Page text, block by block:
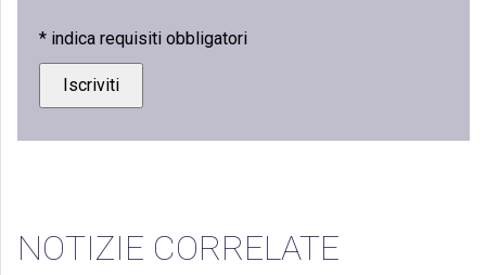
* indica requisiti obbligatori
NOTIZIE CORRELATE